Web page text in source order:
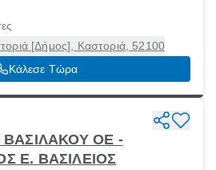
[Δήμος], Καστοριά, 52100
Κάλεσε Τώρα
ΒΑΣΙΛΑΚΟΥ ΟΕ -
Ε. ΒΑΣΙΛΕΙΟΣ